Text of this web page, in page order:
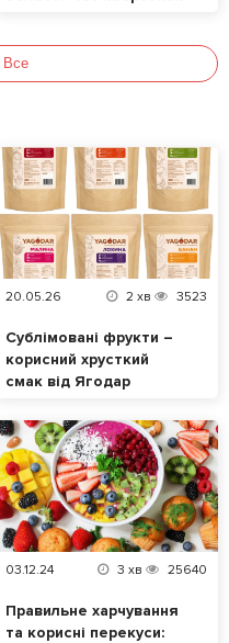
Все
20.05.26 2 хв 3523
Сублімовані фрукти –
корисний хрусткий
смак від Ягодар
03.12.24 3 хв 25640
Правильне харчування
та корисні перекуси: